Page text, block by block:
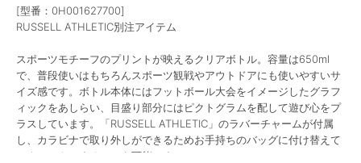
[型番：0H001627700]
RUSSELL ATHLETIC別注アイテム
スポーツモチーフのプリントが映えるクリアボトル。容量は650ml
で、普段使いはもちろんスポーツ観戦やアウトドアにも使いやすいサ
イズ感です。ボトル本体にはフットボール大会をイメージしたグラフ
ィックをあしらい、目盛り部分にはピクトグラムを配して遊び心をプ
ラスしています。「RUSSELL ATHLETIC」のラバーチャームが付属
し、カラビナで取り外しができるためお手持ちのバッグに付け替えて
アクセントにすることも可能です。